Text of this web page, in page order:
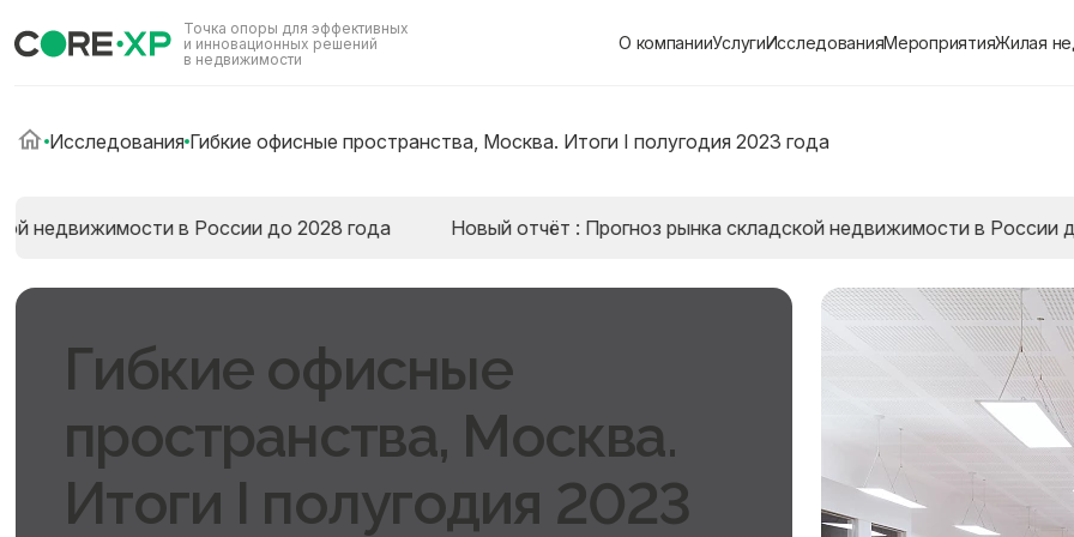
Точка опоры для эффективных
и инновационных решений
в недвижимости
О компанииУслугиИсследованияМероприятияЖилая
Исследования Гибкие офисные пространства, Москва. Итоги I полугодия 2023 года
в России до 2028 года Новый отчёт : Прогноз рынка складской недвижимости в России до 2028
Гибкие офисные
пространства, Москва.
Итоги I полугодия 2023